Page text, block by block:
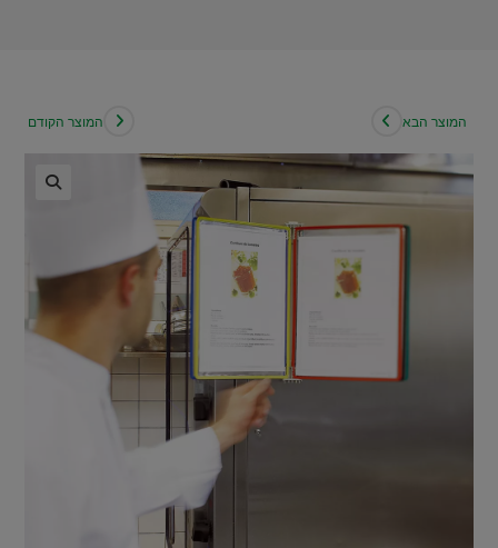
המוצר הקודם המוצר הבא